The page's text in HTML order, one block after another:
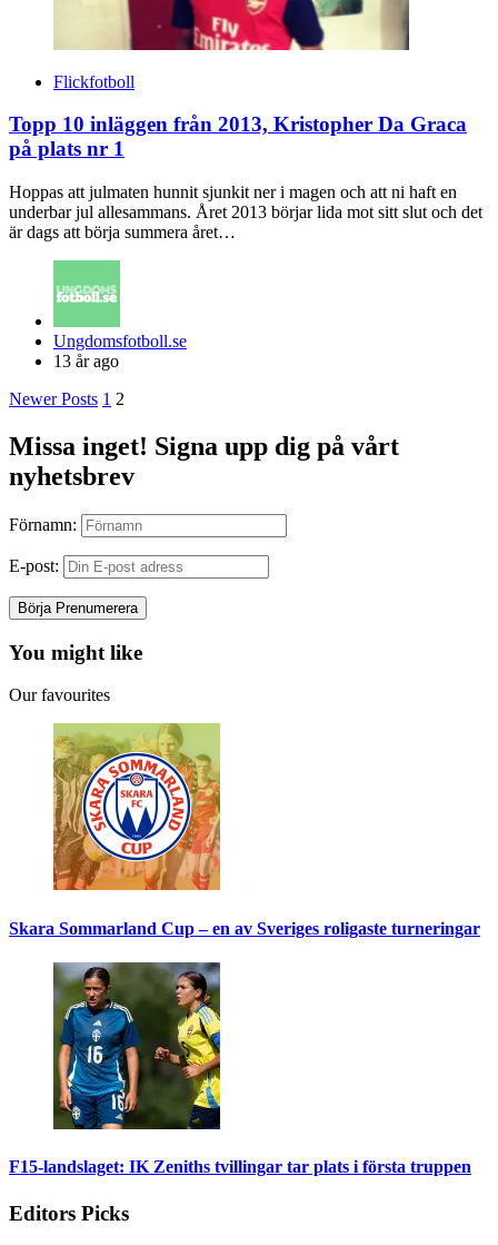
Flickfotboll
Topp 10 inläggen från 2013, Kristopher Da Graca
på plats nr 1
Hoppas att julmaten hunnit sjunkit ner i magen och att ni haft en
underbar jul allesammans. Året 2013 börjar lida mot sitt slut och det
är dags att börja summera året…
Posted
by
Ungdomsfotboll.se
13 år ago
Posts
navigation
Newer Posts 1 2
Missa inget! Signa upp dig på vårt
nyhetsbrev
Förnamn:
E-post:
You might like
Our favourites
Skara Sommarland Cup – en av Sveriges roligaste turneringar
F15-landslaget: IK Zeniths tvillingar tar plats i första truppen
Editors Picks